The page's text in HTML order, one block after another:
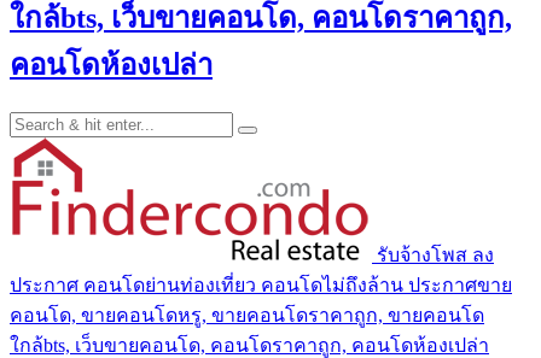
ใกล้bts, เว็บขายคอนโด, คอนโดราคาถูก,
คอนโดห้องเปล่า
รับจ้างโพส ลง
ประกาศ คอนโดย่านท่องเที่ยว คอนโดไม่ถึงล้าน ประกาศขาย
คอนโด, ขายคอนโดหรู, ขายคอนโดราคาถูก, ขายคอนโด
ใกล้bts, เว็บขายคอนโด, คอนโดราคาถูก, คอนโดห้องเปล่า